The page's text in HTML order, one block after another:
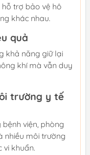
trợ bảo vệ hô
khác nhau.
quả
khả năng giữ lại
khí mà vẫn duy
trường y tế
viện, phòng
nhiều môi trường
vi khuẩn.